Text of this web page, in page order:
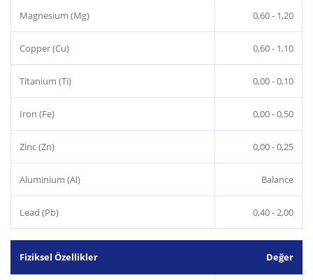
Magnesium (Mg) 0,60 - 1,20
Copper (Cu) 0,60 - 1,10
Titanium (Ti) 0,00 - 0,10
Iron (Fe) 0,00 - 0,50
Zinc (Zn) 0,00 - 0,25
Aluminium (Al) Balance
Lead (Pb) 0,40 - 2,00
Fiziksel Özellikler Değer